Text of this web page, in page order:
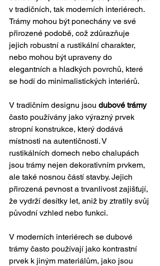
v tradičních, tak moderních interiérech.
Trámy mohou být ponechány ve své
přirozené podobě, což zdůrazňuje
jejich robustní a rustikální charakter,
nebo mohou být upraveny do
elegantních a hladkých povrchů, které
se hodí do minimalistických interiérů.
V tradičním designu jsou dubové trámy
často používány jako výrazný prvek
stropní konstrukce, který dodává
místnosti na autentičnosti. V
rustikálních domech nebo chalupách
jsou trámy nejen dekorativním prvkem,
ale také nosnou částí stavby. Jejich
přirozená pevnost a trvanlivost zajišťují,
že vydrží desítky let, aniž by ztratily svůj
původní vzhled nebo funkci.
V moderních interiérech se dubové
trámy často používají jako kontrastní
prvek k jiným materiálům, jako jsou